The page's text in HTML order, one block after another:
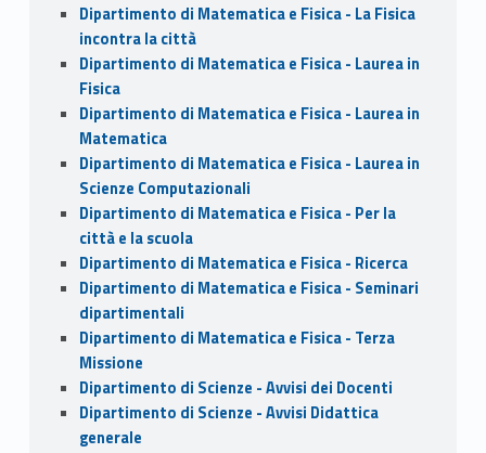
Dipartimento di Matematica e Fisica - La Fisica
incontra la città
Dipartimento di Matematica e Fisica - Laurea in
Fisica
Dipartimento di Matematica e Fisica - Laurea in
Matematica
Dipartimento di Matematica e Fisica - Laurea in
Scienze Computazionali
Dipartimento di Matematica e Fisica - Per la
città e la scuola
Dipartimento di Matematica e Fisica - Ricerca
Dipartimento di Matematica e Fisica - Seminari
dipartimentali
Dipartimento di Matematica e Fisica - Terza
Missione
Dipartimento di Scienze - Avvisi dei Docenti
Dipartimento di Scienze - Avvisi Didattica
generale